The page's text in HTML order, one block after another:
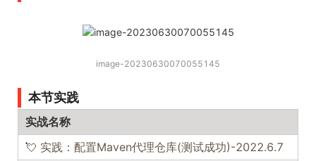
image-20230630070055145
本节实践
实战名称
💘 实践：配置Maven代理仓库(测试成功)-2022.6.7